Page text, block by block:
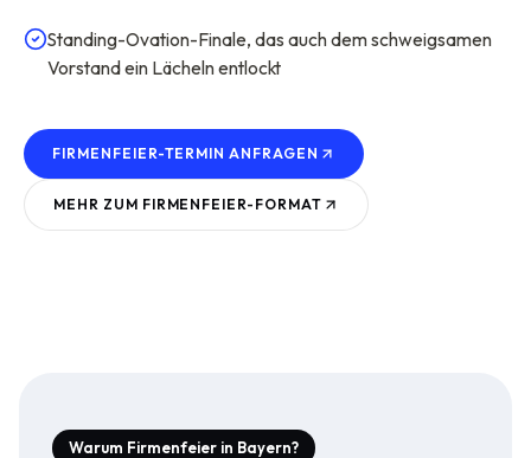
Standing-Ovation-Finale, das auch dem schweigsamen
Vorstand ein Lächeln entlockt
FIRMENFEIER-TERMIN ANFRAGEN
MEHR ZUM FIRMENFEIER-FORMAT
Warum Firmenfeier in Bayern?